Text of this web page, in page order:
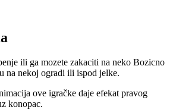
ili ga mozete zakaciti na neko Bozicno
na nekoj ogradi ili ispod jelke.
ove igračke daje efekat pravog
konopac.